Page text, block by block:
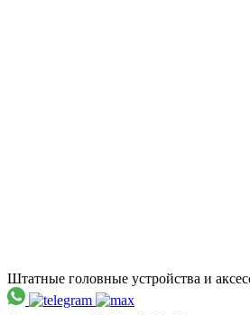
Штатные головные устройства и